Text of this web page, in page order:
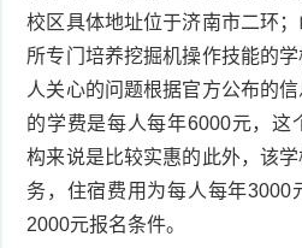
校区具体地址位于济南市二环
所专门培养挖掘机操作技能的
人关心的问题根据官方公布的
的学费是每人每年6000元，这
构来说是比较实惠的此外，该
务，住宿费用为每人每年3000
2000元报名条件。